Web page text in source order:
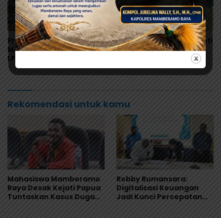
Fraksi Otsus DPRK
Mamberamo Raya Tolak
LPJ APBD 2025, Temukan
Sejumlah Kejanggalan
Administrasi
Tokoh Masyarakat Soroti
Mandeknya
Mamberamo Raya, DPRK
Diminta Perkuat Fungsi
Rekomendasi untuk kamu
Mahasiswa Mamberamo
Raya Desak Kejati Papua
Tuntaskan Kasus Dugaan
Robby Rumansara:
Digitalisasi Keuangan
Jadi Kunci Percepatan